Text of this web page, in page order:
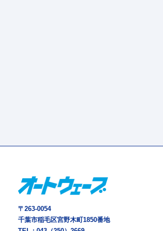
〒263-0054
千葉市稲毛区宮野木町1850番地